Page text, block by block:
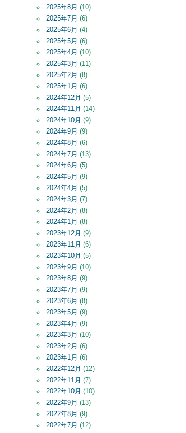
2025年8月 (10)
2025年7月 (6)
2025年6月 (4)
2025年5月 (6)
2025年4月 (10)
2025年3月 (11)
2025年2月 (8)
2025年1月 (6)
2024年12月 (5)
2024年11月 (14)
2024年10月 (9)
2024年9月 (9)
2024年8月 (6)
2024年7月 (13)
2024年6月 (5)
2024年5月 (9)
2024年4月 (5)
2024年3月 (7)
2024年2月 (8)
2024年1月 (8)
2023年12月 (9)
2023年11月 (6)
2023年10月 (5)
2023年9月 (10)
2023年8月 (9)
2023年7月 (9)
2023年6月 (8)
2023年5月 (9)
2023年4月 (9)
2023年3月 (10)
2023年2月 (6)
2023年1月 (6)
2022年12月 (12)
2022年11月 (7)
2022年10月 (10)
2022年9月 (13)
2022年8月 (9)
2022年7月 (12)